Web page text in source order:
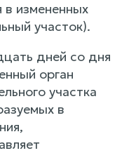
в измененных
участок).
дней со дня
орган
участка
в